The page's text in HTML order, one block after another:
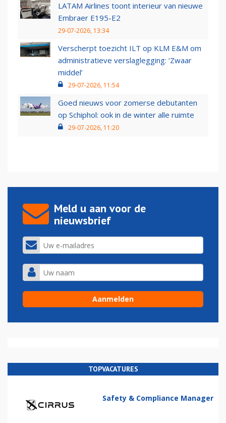
LATAM Airlines toont interieur van nieuwe
Embraer E195-E2
29-07-2026, 13:34
Verscherpt toezicht ILT op KLM E&M om
administratieve verslaglegging: ‘Zwaar
middel’
29-07-2026, 11:54
Goed nieuws voor zomerse debutanten
op Schiphol: ook in de winter alle ruimte
29-07-2026, 11:20
Meld u aan voor de
nieuwsbrief
TOPVACATURES
Safety & Compliance Manager